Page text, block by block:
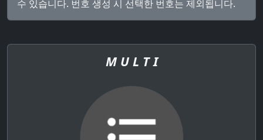
수 있습니다. 번호 생성 시 선택한 번호는 제외됩니다.
M U L T I